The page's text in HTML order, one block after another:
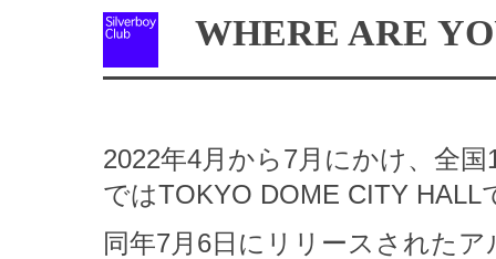
WHERE ARE
2022年4月から7月にかけ、全
ではTOKYO DOME CITY
同年7月6日にリリースされたア